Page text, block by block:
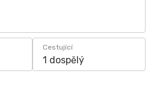
Cestující
1 dospělý